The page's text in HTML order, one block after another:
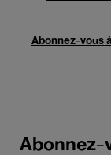
Abonnez-vous
Abonnez-